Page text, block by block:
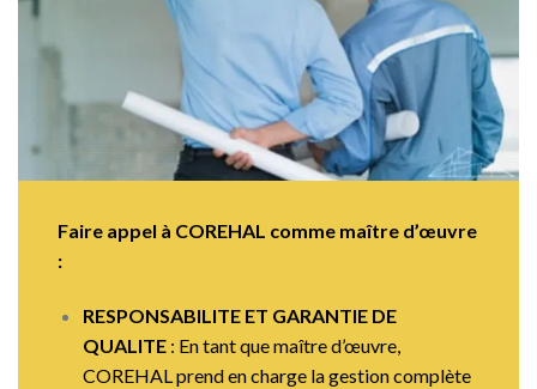
Faire appel à COREHAL comme maître d’œuvre
:
RESPONSABILITE ET GARANTIE DE
QUALITE : En tant que maître d’œuvre,
COREHAL prend en charge la gestion complète